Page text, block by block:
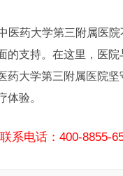
药大学第三附属医院
的支持。在这里，医
药大学第三附属医院
体验。
系电话：400-8855-